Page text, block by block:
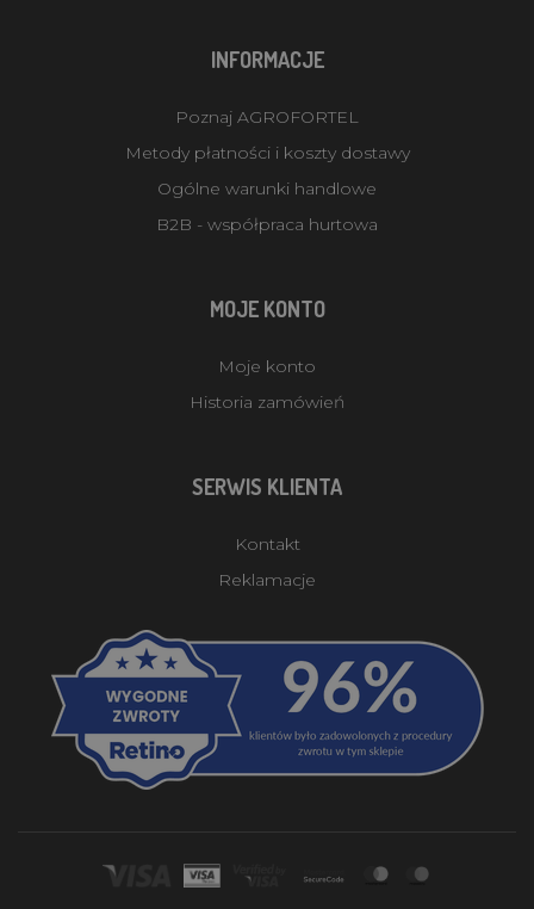
INFORMACJE
Poznaj AGROFORTEL
Metody płatności i koszty dostawy
Ogólne warunki handlowe
B2B - współpraca hurtowa
MOJE KONTO
Moje konto
Historia zamówień
SERWIS KLIENTA
Kontakt
Reklamacje